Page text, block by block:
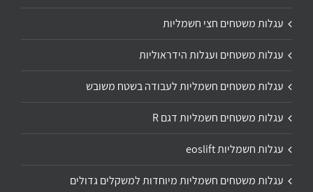
עגלות משטחים חצי חשמליות
עגלות משטחים ועגלות הידראוליות
עגלות משטחים חשמליות לעבודה בשטח משובש
עגלות משטחים חשמליות דגם R
עגלות חשמליות eoslift
עגלות משטחים חשמליות מיוחדות למשקלים גדולים